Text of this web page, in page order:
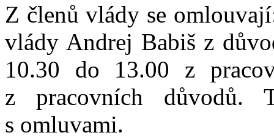
Z členů vlády se
vlády Andrej Babiš z
10.30 do 13.00 z
z pracovních důvodů.
s omluvami.